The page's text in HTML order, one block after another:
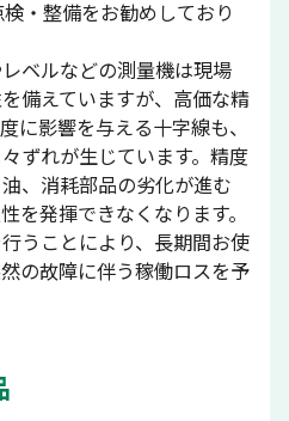
・整備をお勧めしており
ベルなどの測量機は現場
備えていますが、高価な精
に影響を与える十字線も、
ずれが生じています。精度
、消耗部品の劣化が進む
を発揮できなくなります。
うことにより、長期間お使
の故障に伴う稼働ロスを予